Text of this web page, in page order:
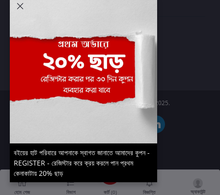
প্রবেশ করুন
অর্ডার ইতিহাস
আমার ইচ্ছাগুলি
অর্ডার ট্র্যাকিং
Boier Haat™ | © All rights reserved 2025.
হোম পেজ বিভাগ কার্ট (0) বিজ্ঞপ্তি অ্যাকাউন্ট
বইয়ের হাট পরিবারে আপনাকে স্বাগত জানাতে আমাদের কুপন -
REGISTER - রেজিস্টার করে ক্রয় করলে পান প্রথম
কেনাকাটায় 20% ছাড়